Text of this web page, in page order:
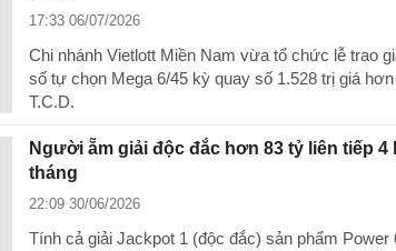
17:33 06/07/2026
Chi nhánh Vietlott Miền Nam vừa tổ chức lễ trao
số tự chọn Mega 6/45 kỳ quay số 1.528 trị giá
T.C.D.
Người ẵm giải độc đắc hơn 83 tỷ liên tiếp
tháng
22:09 30/06/2026
Tính cả giải Jackpot 1 (độc đắc) sản phẩm Power